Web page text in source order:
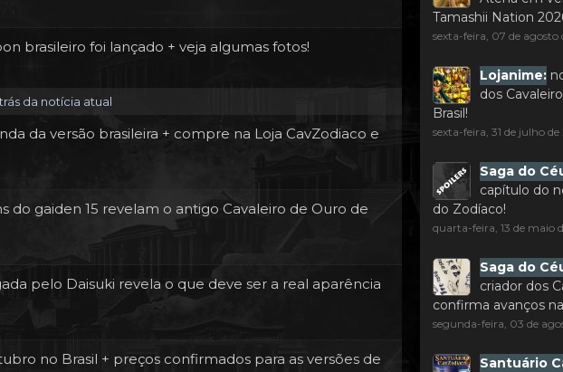
brasileiro foi lançado + veja algumas fotos!
da notícia atual
da versão brasileira + compre na Loja CavZodiaco e
do gaiden 15 revelam o antigo Cavaleiro de Ouro de
pelo Daisuki revela o que deve ser a real aparência
no Brasil + preços confirmados para as versões de